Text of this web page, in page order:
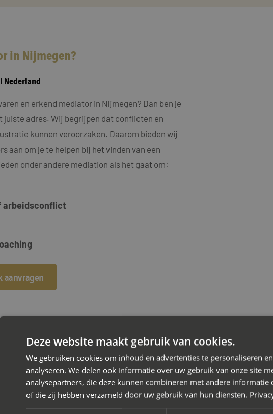
in Nijmegen?
Nederland
en erkend mediator in Nijmegen? Dan ben je
juiste adres. Wij begrijpen dat conflicten en
kunnen veroorzaken. Daarom bieden wij
aan om je te helpen bij het vinden van een
onder andere mediation als het gaat om:
arbeidsconflict
aanvragen
bij een scheiding
in scheidingsmediation
naar een oplossing voor je scheiding in Nijmegen waarbij je de kosten
is scheidingsmediation de oplossing. Je doet er slim aan eenmediator
Deze website maakt gebruik van cookies.
We gebruiken cookies om inhoud en advertenties te personaliseren
analyseren. We delen ook informatie over uw gebruik van onze site
analysepartners, die deze kunnen combineren met andere informatie
of die zij hebben verzameld door uw gebruik van hun diensten.